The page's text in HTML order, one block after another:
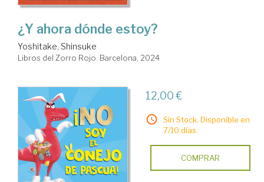
¿Y ahora dónde estoy?
Yoshitake, Shinsuke
Libros del Zorro Rojo. Barcelona, 2024
12,00 €
Sin Stock. Disponible en
7/10 días.
COMPRAR